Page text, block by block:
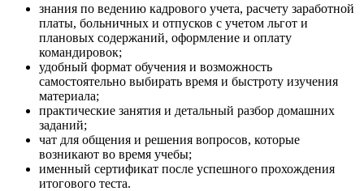
знания по ведению кадрового учета, расчету заработной
платы, больничных и отпусков с учетом льгот и
плановых содержаний, оформление и оплату
командировок;
удобный формат обучения и возможность
самостоятельно выбирать время и быстроту изучения
материала;
практические занятия и детальный разбор домашних
заданий;
чат для общения и решения вопросов, которые
возникают во время учебы;
именный сертификат после успешного прохождения
итогового теста.